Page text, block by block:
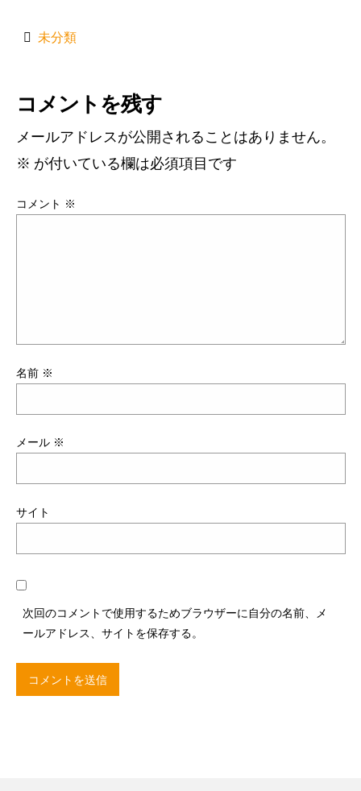
未分類
コメントを残す
メールアドレスが公開されることはありません。
※ が付いている欄は必須項目です
コメント ※
名前 ※
メール ※
サイト
次回のコメントで使用するためブラウザーに自分の名前、メ
ールアドレス、サイトを保存する。